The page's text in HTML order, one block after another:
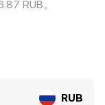
RUB。
RUB